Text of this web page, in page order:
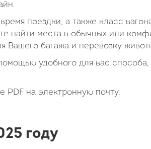
поездки, а также класс
найти места в обычных или
Вашего багажа и перевозку
удобного для вас способа,
на электронную почту.
году